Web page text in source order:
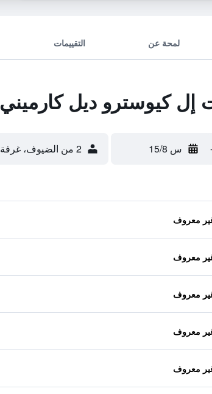
لمحة عن التقييمات
كيوسترو ديل كارميني
س 15/8 2 من الضيوف، غرفة واحدة